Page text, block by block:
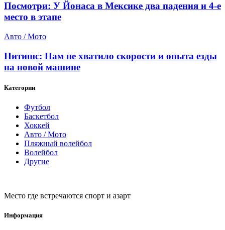
Посмотри: У Йонаса в Мексике два падения и 4-е
место в этапе
Авто / Мото
Нитишс: Нам не хватило скорости и опыта езды
на новой машине
Категории
Футбол
Баскетбол
Хоккей
Авто / Мото
Пляжный волейбол
Волейбол
Другие
Место где встречаются спорт и азарт
Информация